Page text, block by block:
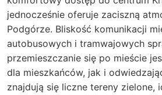
jednocześnie oferuje zaciszną
Podgórze. Bliskość komunikacji
autobusowych i tramwajowych
przemieszczanie się po mieście
dla mieszkańców, jak i
znajdują się liczne tereny zielone,